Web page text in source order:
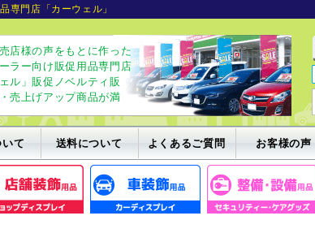
専門店「カーウェル」
店様の声をもとに作った
ラー向け販促用品専門店
ル」販促ノベルティ販
売上げアップ商品が満
て 送料について よくあるご質問 お客様の声